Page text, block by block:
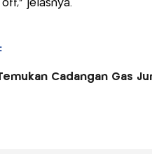
jelasnya.
Cadangan Gas